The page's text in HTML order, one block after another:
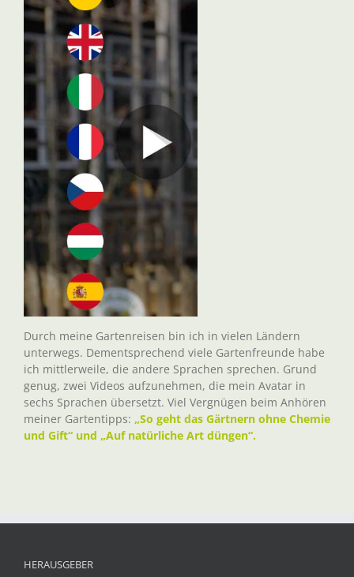
Durch meine Gartenreisen bin ich in vielen Ländern
unterwegs. Dementsprechend viele Gartenfreunde habe
ich mittlerweile, die andere Sprachen sprechen. Grund
genug, zwei Videos aufzunehmen, die mein Avatar in
sechs Sprachen übersetzt. Viel Vergnügen beim Anhören
meiner Gartentipps: „So geht das Gärtnern ohne Chemie
und Gift“ und „Auf natürliche Art düngen“.
HERAUSGEBER